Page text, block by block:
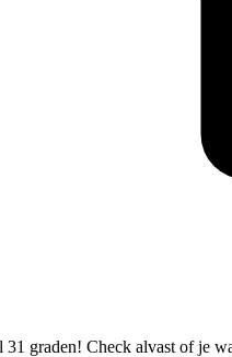
graden! Check alvast of je